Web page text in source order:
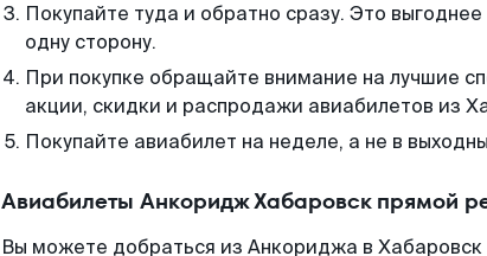
Покупайте туда и обратно сразу. Это
одну сторону.
При покупке обращайте внимание на лучшие
акции, скидки и распродажи авиабилетов из
Покупайте авиабилет на неделе, а не в
Авиабилеты Анкоридж Хабаровск прямой
Вы можете добраться из Анкориджа в Хабаровск